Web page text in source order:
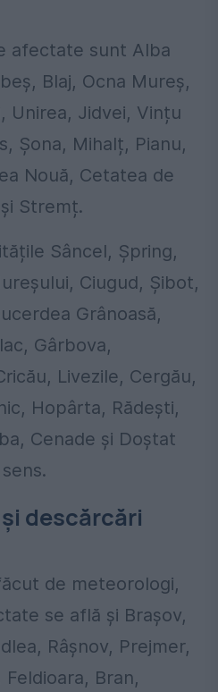
afectate sunt Alba
Blaj, Ocna Mureș,
Unirea, Jidvei, Vințu
Șona, Mihalț, Pianu,
Nouă, Cetatea de
Stremț.
Sâncel, Șpring,
Ciugud, Șibot,
Grânoasă,
Gârbova,
Livezile, Cergău,
Hopârta, Rădești,
Cenade și Doștat
descărcări
de meteorologi,
se află și Brașov,
Râșnov, Prejmer,
Bran,